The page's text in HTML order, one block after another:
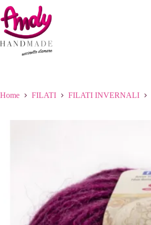
al
contenuto
Home FILATI FILATI INVERNALI